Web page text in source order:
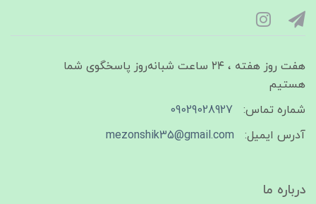
هفت روز هفته ، ۲۴ ساعت شبانه‌روز پاسخگوی شما
هستیم
شماره تماس:
09029028927
آدرس ایمیل:
mezonshik35@gmail.com
درباره ما